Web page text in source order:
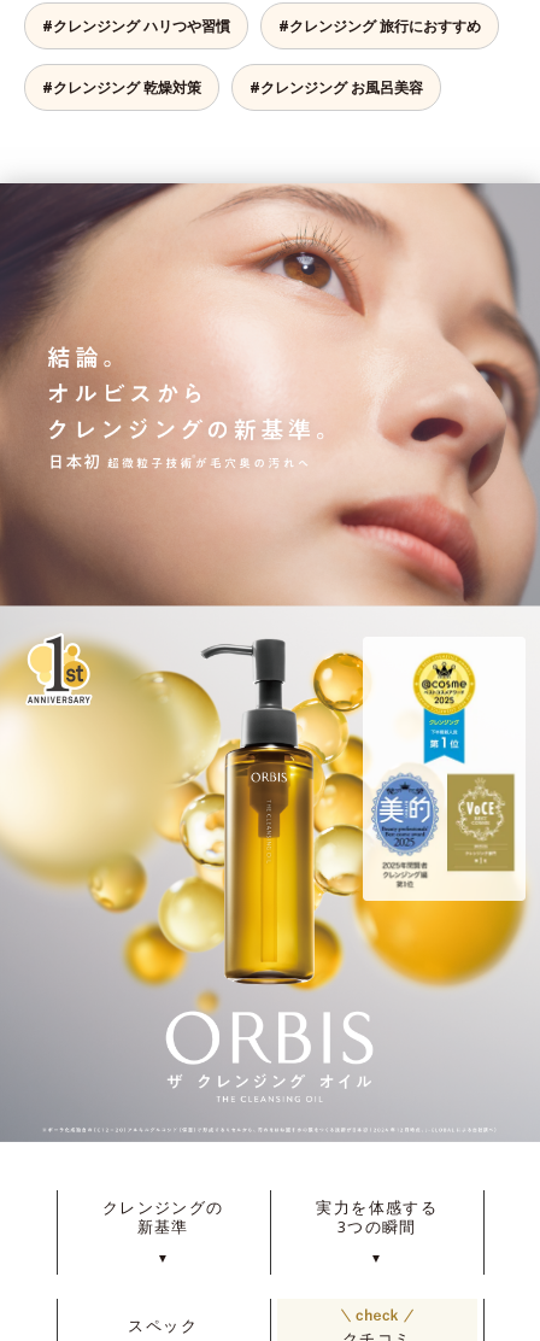
#クレンジング ハリつや習慣 #クレンジング 旅行におすすめ
#クレンジング 乾燥対策 #クレンジング お風呂美容
クレンジングの
新基準
▼
実力を体感する
3つの瞬間
▼
スペック